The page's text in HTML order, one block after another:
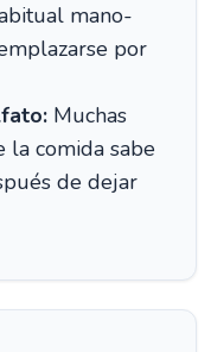
mano-
por
Muchas
la comida sabe
de dejar